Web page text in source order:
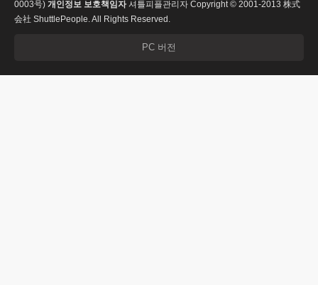
0003号) 개인정보 보호책임자셔틀피플관리자 Copyright © 2001-2013 株式
会社 ShuttlePeople. All Rights Reserved.
PC 버전